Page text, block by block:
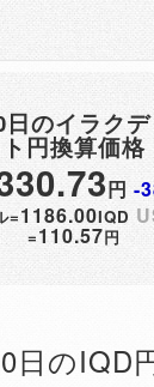
のイラク
ト円換算価格
円 -
=1186.00IQD
=110.57円
日のIQD